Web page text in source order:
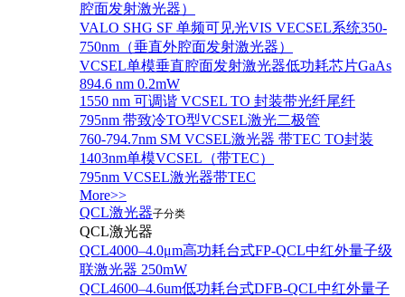
腔面发射激光器）
VALO SHG SF 单频可见光VIS VECSEL系统350-
750nm（垂直外腔面发射激光器）
VCSEL单模垂直腔面发射激光器低功耗芯片GaAs
894.6 nm 0.2mW
1550 nm 可调谐 VCSEL TO 封装带光纤尾纤
795nm 带致冷TO型VCSEL激光二极管
760-794.7nm SM VCSEL激光器 带TEC TO封装
1403nm单模VCSEL（带TEC）
795nm VCSEL激光器带TEC
More>>
QCL激光器子分类
QCL激光器
QCL4000–4.0μm高功耗台式FP-QCL中红外量子级
联激光器 250mW
QCL4600–4.6um低功耗台式DFB-QCL中红外量子